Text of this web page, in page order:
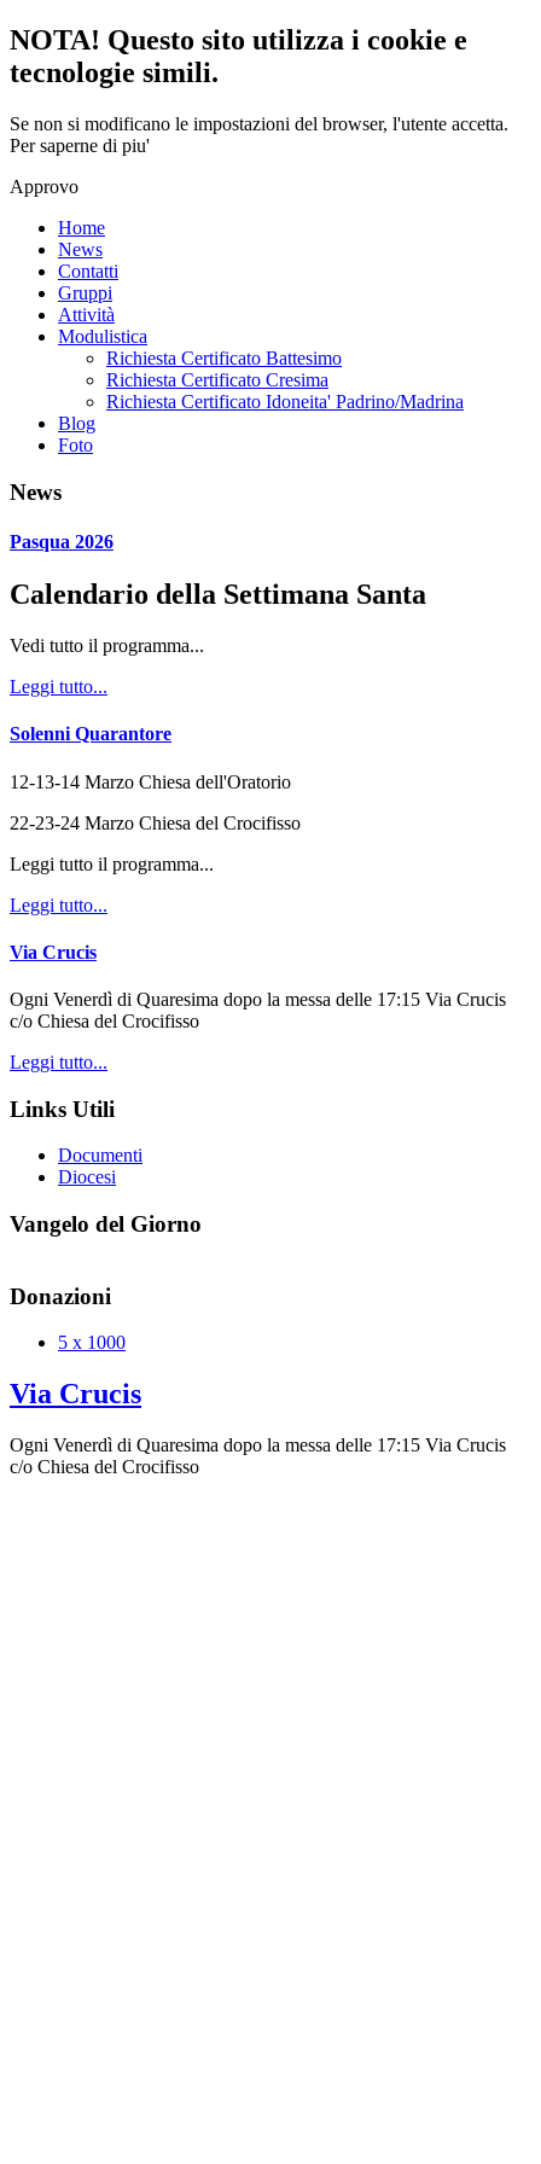
NOTA! Questo sito utilizza i cookie e
tecnologie simili.
Se non si modificano le impostazioni del browser, l'utente accetta.
Per saperne di piu'
Approvo
Home
News
Contatti
Gruppi
Attività
Modulistica
Richiesta Certificato Battesimo
Richiesta Certificato Cresima
Richiesta Certificato Idoneita' Padrino/Madrina
Blog
Foto
News
Pasqua 2026
Calendario della Settimana Santa
Vedi tutto il programma...
Leggi tutto...
Solenni Quarantore
12-13-14 Marzo Chiesa dell'Oratorio
22-23-24 Marzo Chiesa del Crocifisso
Leggi tutto il programma...
Leggi tutto...
Via Crucis
Ogni Venerdì di Quaresima dopo la messa delle 17:15 Via Crucis
c/o Chiesa del Crocifisso
Leggi tutto...
Links Utili
Documenti
Diocesi
Vangelo del Giorno
Donazioni
5 x 1000
Via Crucis
Ogni Venerdì di Quaresima dopo la messa delle 17:15 Via Crucis
c/o Chiesa del Crocifisso